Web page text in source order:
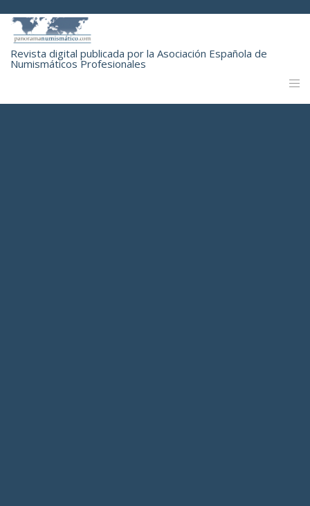
Revista digital publicada por la Asociación Española de
Numismáticos Profesionales